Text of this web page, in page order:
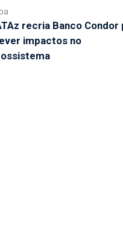
recria Banco Condor
impactos no